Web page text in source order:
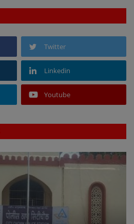
Twitter
Linkedin
Youtube